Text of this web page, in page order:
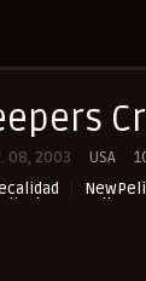
08, 2003 USA
Peliculas Castellano